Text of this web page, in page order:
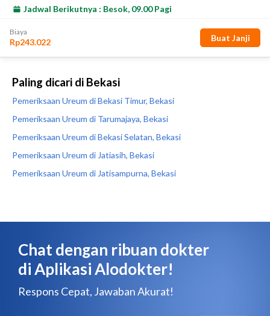
Paling dicari di Bekasi
Pemeriksaan Ureum di Bekasi Timur, Bekasi
Pemeriksaan Ureum di Tarumajaya, Bekasi
Pemeriksaan Ureum di Bekasi Selatan, Bekasi
Pemeriksaan Ureum di Jatiasih, Bekasi
Pemeriksaan Ureum di Jatisampurna, Bekasi